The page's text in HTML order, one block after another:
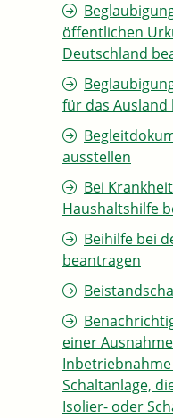
öffentlichen
Deutschland
für das Ausland
ausstellen
Bei
Haushaltshilfe
Beihilfe bei
beantragen
einer
Schaltanlage,
Isolier- oder